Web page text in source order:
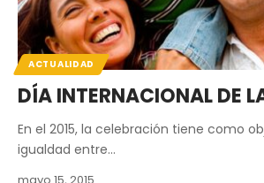
ACTUALIDAD
DÍA INTERNACIONAL DE
En el 2015, la celebración tiene como
igualdad entre…